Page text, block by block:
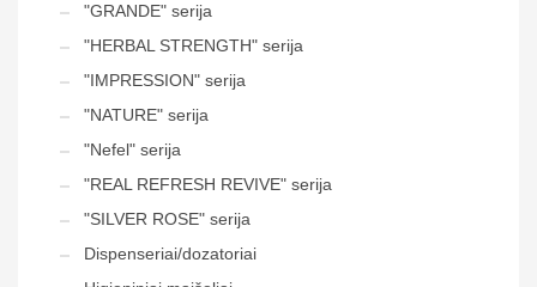
"GRANDE" serija
"HERBAL STRENGTH" serija
"IMPRESSION" serija
"NATURE" serija
"Nefel" serija
"REAL REFRESH REVIVE" serija
"SILVER ROSE" serija
Dispenseriai/dozatoriai